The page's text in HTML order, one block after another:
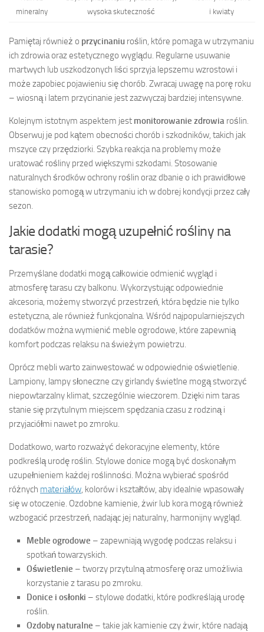
mineralny
wysoka skuteczność
i kwiaty
Pamiętaj również o przycinaniu roślin, które pomaga w utrzymaniu
ich zdrowia oraz estetycznego wyglądu. Regularne usuwanie
martwych lub uszkodzonych liści sprzyja lepszemu wzrostowi i
może zapobiec pojawieniu się chorób. Zwracaj uwagę na porę roku
– wiosną i latem przycinanie jest zazwyczaj bardziej intensywne.
Kolejnym istotnym aspektem jest monitorowanie zdrowia roślin.
Obserwuj je pod kątem obecności chorób i szkodników, takich jak
mszyce czy przędziorki. Szybka reakcja na problemy może
uratować rośliny przed większymi szkodami. Stosowanie
naturalnych środków ochrony roślin oraz dbanie o ich prawidłowe
stanowisko pomogą w utrzymaniu ich w dobrej kondycji przez cały
sezon.
Jakie dodatki mogą uzupełnić rośliny na
tarasie?
Przemyślane dodatki mogą całkowicie odmienić wygląd i
atmosferę tarasu czy balkonu. Wykorzystując odpowiednie
akcesoria, możemy stworzyć przestrzeń, która będzie nie tylko
estetyczna, ale również funkcjonalna. Wśród najpopularniejszych
dodatków można wymienić meble ogrodowe, które zapewnią
komfort podczas relaksu na świeżym powietrzu.
Oprócz mebli warto zainwestować w odpowiednie oświetlenie.
Lampiony, lampy słoneczne czy girlandy świetlne mogą stworzyć
niepowtarzalny klimat, szczególnie wieczorem. Dzięki nim taras
stanie się przytulnym miejscem spędzania czasu z rodziną i
przyjaciółmi nawet po zmroku.
Dodatkowo, warto rozważyć dekoracyjne elementy, które
podkreślą urodę roślin. Stylowe donice mogą być doskonałym
uzupełnieniem każdej roślinności. Można wybierać spośród
różnych materiałów, kolorów i kształtów, aby idealnie wpasowały
się w otoczenie. Ozdobne kamienie, żwir lub kora mogą również
wzbogacić przestrzeń, nadając jej naturalny, harmonijny wygląd.
Meble ogrodowe – zapewniają wygodę podczas relaksu i
spotkań towarzyskich.
Oświetlenie – tworzy przytulną atmosferę oraz umożliwia
korzystanie z tarasu po zmroku.
Donice i osłonki – stylowe dodatki, które podkreślają urodę
roślin.
Ozdoby naturalne – takie jak kamienie czy żwir, które nadają